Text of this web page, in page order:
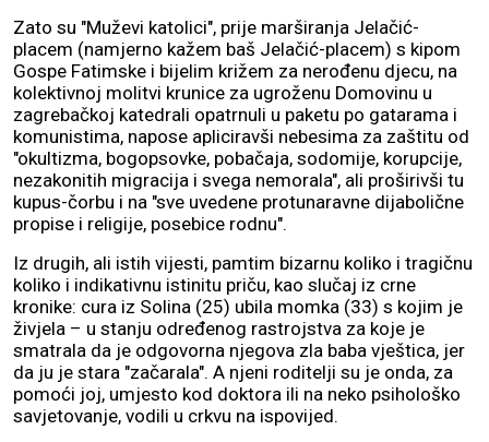
Zato su "Muževi katolici", prije marširanja Jelačić-
placem (namjerno kažem baš Jelačić-placem) s kipom
Gospe Fatimske i bijelim križem za nerođenu djecu, na
kolektivnoj molitvi krunice za ugroženu Domovinu u
zagrebačkoj katedrali opatrnuli u paketu po gatarama i
komunistima, napose apliciravši nebesima za zaštitu od
"okultizma, bogopsovke, pobačaja, sodomije, korupcije,
nezakonitih migracija i svega nemorala", ali proširivši tu
kupus-čorbu i na "sve uvedene protunaravne dijabolične
propise i religije, posebice rodnu".
Iz drugih, ali istih vijesti, pamtim bizarnu koliko i tragičnu
koliko i indikativnu istinitu priču, kao slučaj iz crne
kronike: cura iz Solina (25) ubila momka (33) s kojim je
živjela – u stanju određenog rastrojstva za koje je
smatrala da je odgovorna njegova zla baba vještica, jer
da ju je stara "začarala". A njeni roditelji su je onda, za
pomoći joj, umjesto kod doktora ili na neko psihološko
savjetovanje, vodili u crkvu na ispovijed.